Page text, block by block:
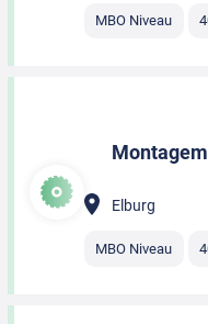
MBO Niveau
Elburg
MBO Niveau